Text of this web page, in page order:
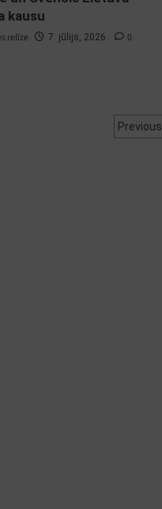
kausu
relīze 7. jūlijs, 2026. 0
Ziņu
Previous